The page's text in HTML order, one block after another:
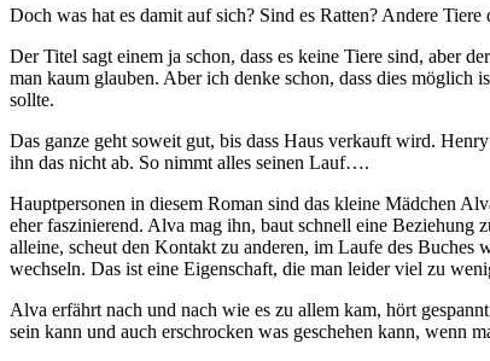
Doch was hat es damit auf sich? Sind es Ratten? Andere
Der Titel sagt einem ja schon, dass es keine Tiere sind, aber
man kaum glauben. Aber ich denke schon, dass dies möglich
sollte.
Das ganze geht soweit gut, bis dass Haus verkauft wird.
ihn das nicht ab. So nimmt alles seinen Lauf….
Hauptpersonen in diesem Roman sind das kleine Mädchen
eher faszinierend. Alva mag ihn, baut schnell eine Beziehung
alleine, scheut den Kontakt zu anderen, im Laufe des
wechseln. Das ist eine Eigenschaft, die man leider viel zu
Alva erfährt nach und nach wie es zu allem kam, hört
sein kann und auch erschrocken was geschehen kann, wenn